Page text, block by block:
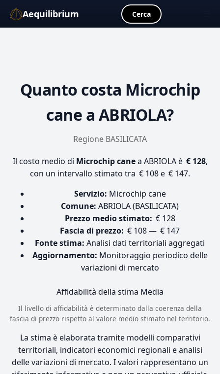
Aequilibrium Cerca
Quanto costa Microchip
cane a ABRIOLA?
Regione BASILICATA
Il costo medio di Microchip canea ABRIOLA è € 128,
con un intervallo stimato tra € 108 e € 147.
Servizio: Microchip cane
Comune: ABRIOLA (BASILICATA)
Prezzo medio stimato: € 128
Fascia di prezzo: € 108 — € 147
Fonte stima: Analisi dati territoriali aggregati
Aggiornamento: Monitoraggio periodico delle
variazioni di mercato
Affidabilità della stima Media
Il livello di affidabilità è determinato dalla coerenza della
fascia di prezzo rispetto al valore medio stimato nel territorio.
La stima è elaborata tramite modelli comparativi
territoriali, indicatori economici regionali e analisi
delle variazioni di mercato. I valori rappresentano un